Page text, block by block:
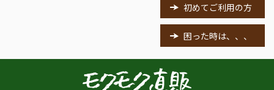
初めてご利用の方
困った時は、、、